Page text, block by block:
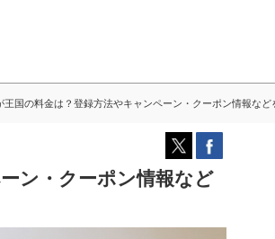
王国の料金は？登録方法やキャンペーン・クーポン情報など
ン・クーポン情報など